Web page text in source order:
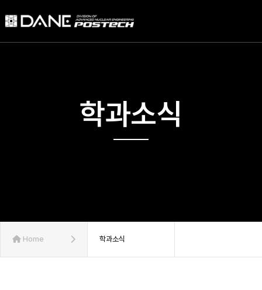
학과소식
Home 학과소식